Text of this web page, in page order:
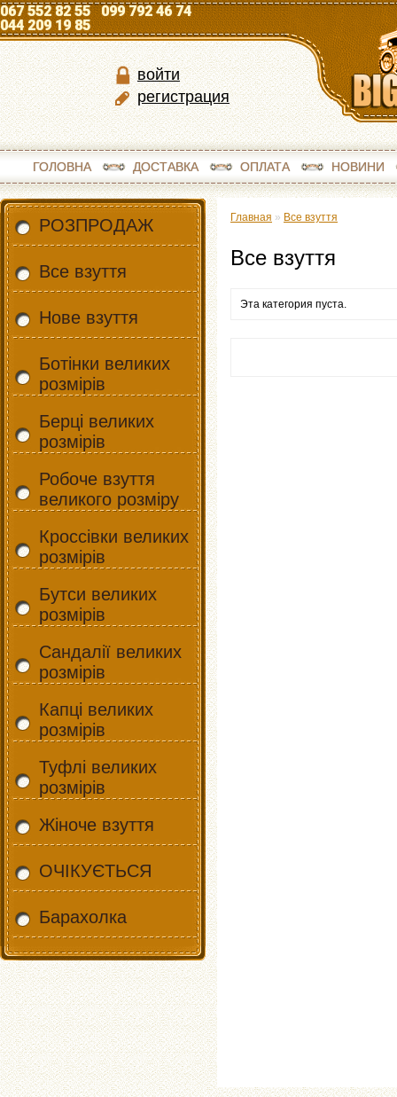
067 552 82 55 099 792 46 74
044 209 19 85
войти
регистрация
ГОЛОВНА ДОСТАВКА ОПЛАТА НОВИНИ
РОЗПРОДАЖ
Все взуття
Нове взуття
Ботінки великих
розмірів
Берці великих
розмірів
Робоче взуття
великого розміру
Кроссівки великих
розмірів
Бутси великих
розмірів
Сандалії великих
розмірів
Капці великих
розмірів
Туфлі великих
розмірів
Жіноче взуття
ОЧІКУЄТЬСЯ
Барахолка
Главная » Все взуття
Все взуття
Эта категория пуста.